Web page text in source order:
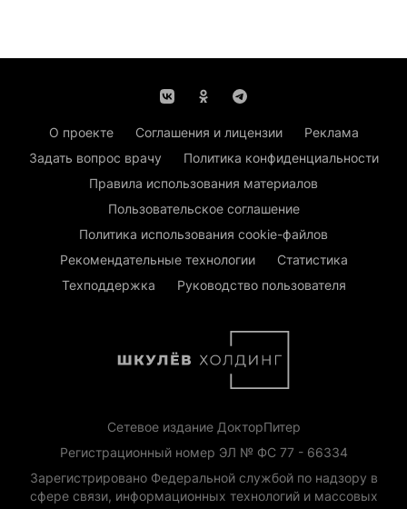
О проекте Соглашения и лицензии
Реклама
Задать вопрос врачу
Политика конфиденциальности
Правила использования материалов
Пользовательское соглашение
Политика использования cookie-файлов
Рекомендательные технологии
Статистика
Техподдержка
Руководство пользователя
Сетевое издание ДокторПитер
Регистрационный номер ЭЛ № ФС 77 - 66334
Зарегистрировано Федеральной службой по надзору в
сфере связи, информационных технологий и массовых